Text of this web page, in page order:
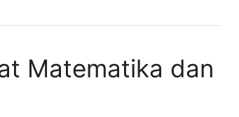
Matematika dan